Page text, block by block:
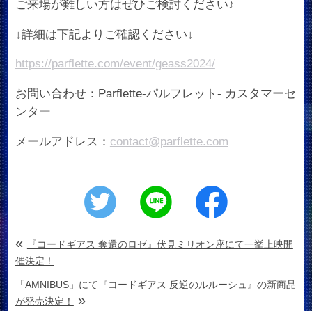
ご来場が難しい方はぜひご検討ください♪
↓詳細は下記よりご確認ください↓
https://parflette.com/event/geass2024/
お問い合わせ：Parflette-パルフレット- カスタマーセ
ンター
メールアドレス： contact@parflette.com
«
『コードギアス 奪還のロゼ』伏見ミリオン座にて一挙上映開
催決定！
「AMNIBUS」にて『コードギアス 反逆のルルーシュ』の新商品
が発売決定！
»